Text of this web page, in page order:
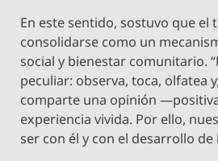
En este sentido, sostuvo que el
consolidarse como un
social y bienestar comunitario.
peculiar: observa, toca, olfatea
comparte una opinión
experiencia vivida. Por ello,
ser con él y con el desarrollo de